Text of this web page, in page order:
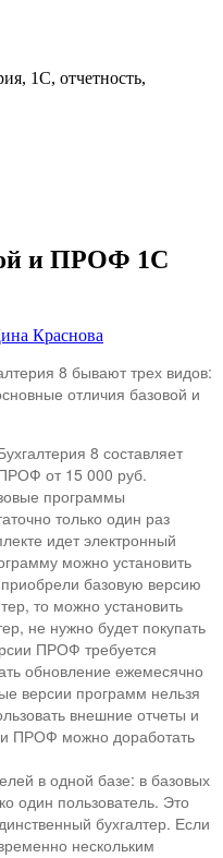
1С, отчетность,
и ПРОФ 1С
Краснова
8 бывают трех видов:
отличия базовой и
8 составляет
от 15 000 руб.
программы
только один раз
идет электронный
можно установить
базовую версию
то можно установить
не нужно будет покупать
ПРОФ требуется
обновление ежемесячно
версии программ нельзя
внешние отчеты и
ПРОФ можно доработать
в одной базе: в базовых
один пользователь. Это
бухгалтер. Если
нескольким